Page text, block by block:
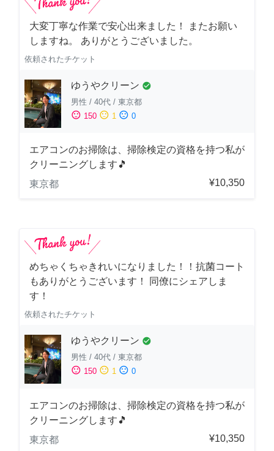
大変丁寧な作業で安心出来ました！ またお願い
しますね。 ありがとうございました。
依頼されたチケット
ゆうやクリーン check_circle
男性 / 40代 / 東京都
sentiment_satisfied 150 sentiment_neutral 1 sentiment_dissatisfied 0
エアコンのお掃除は、掃除検定の資格を持つ私が
クリーニングします🎵
東京都
¥10,350
めちゃくちゃきれいになりました！！抗菌コート
もありがとうございます！ 同僚にシェアしま
す！
依頼されたチケット
ゆうやクリーン check_circle
男性 / 40代 / 東京都
sentiment_satisfied 150 sentiment_neutral 1 sentiment_dissatisfied 0
エアコンのお掃除は、掃除検定の資格を持つ私が
クリーニングします🎵
東京都
¥10,350